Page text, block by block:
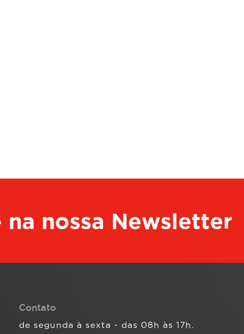
na nossa Newsletter
Contato
de segunda à sexta - das 08h às 17h.